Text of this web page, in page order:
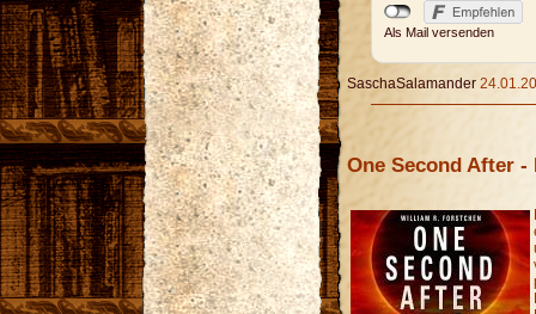
Als Mail versenden
SaschaSalamander
One Second After